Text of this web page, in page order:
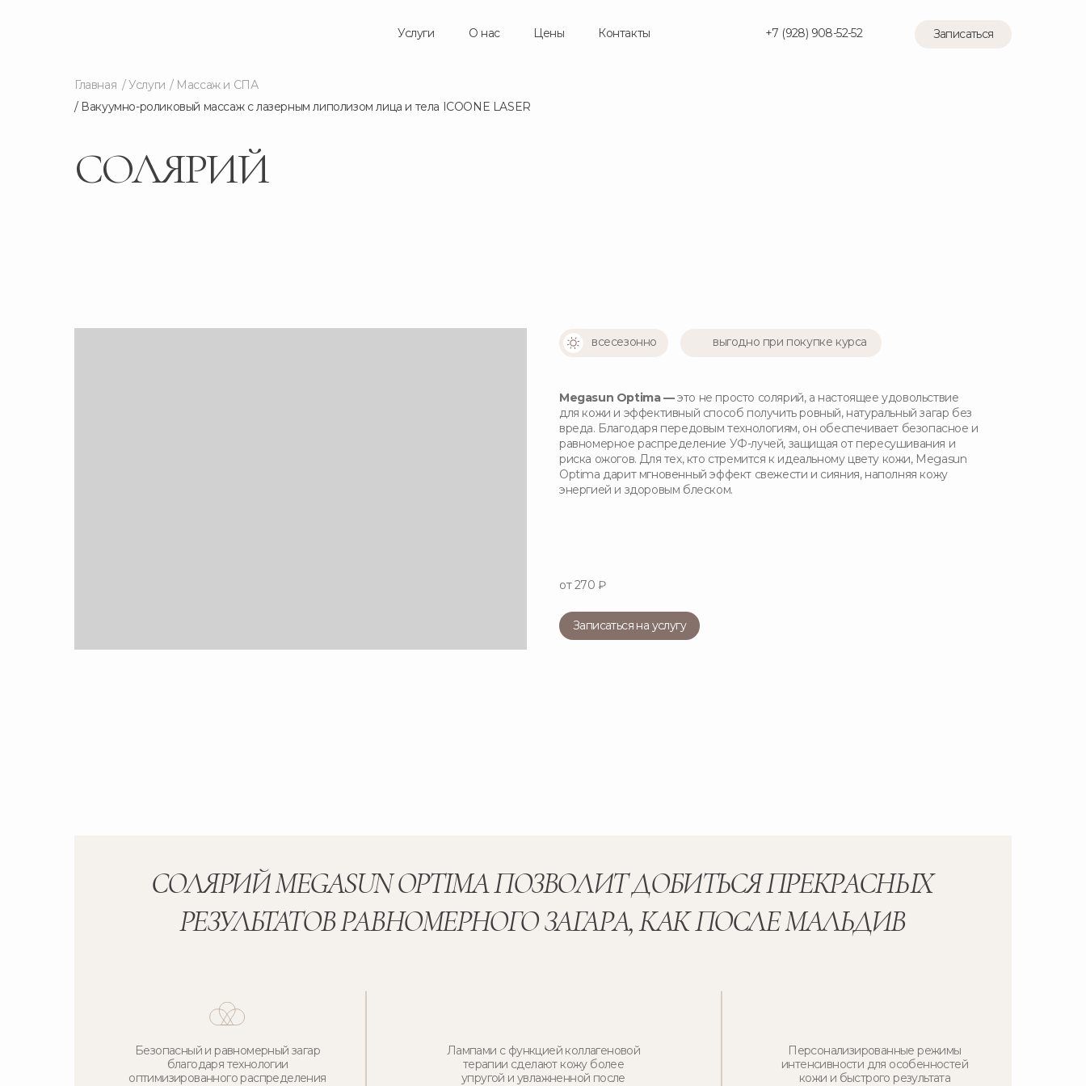
Услуги О нас Цены Контакты +7 (928) 908-52-52 Записаться
Услуги О нас Цены Контакты +7 (928) 908-52-52 Записаться
СОЛЯРИЙ
Главная / Услуги / Массаж и СПА
/ Вакуумно-роликовый массаж с лазерным липолизом лица и тела ICOONE LASER
всесезонно
от 270 ₽
Записаться на услугу
Megasun Optima —это не просто солярий, а настоящее удовольствие
для кожи и эффективный способ получить ровный, натуральный загар без
вреда. Благодаря передовым технологиям, он обеспечивает безопасное и
равномерное распределение УФ-лучей, защищая от пересушивания и
риска ожогов. Для тех, кто стремится к идеальному цвету кожи, Megasun
Optima дарит мгновенный эффект свежести и сияния, наполняя кожу
энергией и здоровым блеском.
выгодно при покупке курса
СОЛЯРИЙ MEGASUN OPTIMA ПОЗВОЛИТ ДОБИТЬСЯ ПРЕКРАСНЫХ
РЕЗУЛЬТАТОВ РАВНОМЕРНОГО ЗАГАРА, КАК ПОСЛЕ МАЛЬДИВ
Безопасный и равномерный загар
благодаря технологии
оптимизированного распределения
Лампами с функцией коллагеновой
терапии сделают кожу более
упругой и увлажненной после
Персонализированные режимы
интенсивности для особенностей
кожи и быстрого результата